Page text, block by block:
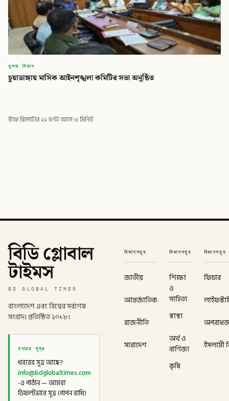
খুলনা বিভাগ
চুয়াডাঙ্গায় মাসিক আইনশৃঙ্খলা কমিটির সভা অনুষ্ঠিত
স্টাফ রিপোর্টার·২২ ঘণ্টা আগে·৩ মিনিট
বিডি গ্লোবাল
টাইমস
BD GLOBAL TIMES
বাংলাদেশ এবং বিশ্বের সর্বশেষ
সংবাদ। প্রতিষ্ঠিত ২০১৮।
খবরের সূত্র
খবরের সূত্র আছে?
info@bdglobaltimes.com
-এ পাঠান — আমরা
ডিফল্টভাবে সূত্র গোপন রাখি।
বিভাগসমূহ
জাতীয়
আন্তর্জাতিক
রাজনীতি
সারাদেশ
বিভাগসমূহ
শিক্ষা
ও
সাহিত্য
স্বাস্থ্য
অর্থ ও
বাণিজ্য
কৃষি
বিভাগসমূহ
ফিচার
ইসলামী